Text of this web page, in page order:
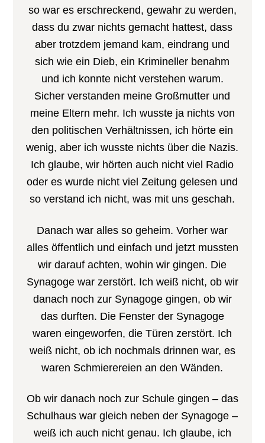
so war es erschreckend, gewahr zu werden,
dass du zwar nichts gemacht hattest, dass
aber trotzdem jemand kam, eindrang und
sich wie ein Dieb, ein Krimineller benahm
und ich konnte nicht verstehen warum.
Sicher verstanden meine Großmutter und
meine Eltern mehr. Ich wusste ja nichts von
den politischen Verhältnissen, ich hörte ein
wenig, aber ich wusste nichts über die Nazis.
Ich glaube, wir hörten auch nicht viel Radio
oder es wurde nicht viel Zeitung gelesen und
so verstand ich nicht, was mit uns geschah.
Danach war alles so geheim. Vorher war
alles öffentlich und einfach und jetzt mussten
wir darauf achten, wohin wir gingen. Die
Synagoge war zerstört. Ich weiß nicht, ob wir
danach noch zur Synagoge gingen, ob wir
das durften. Die Fenster der Synagoge
waren eingeworfen, die Türen zerstört. Ich
weiß nicht, ob ich nochmals drinnen war, es
waren Schmierereien an den Wänden.
Ob wir danach noch zur Schule gingen – das
Schulhaus war gleich neben der Synagoge –
weiß ich auch nicht genau. Ich glaube, ich